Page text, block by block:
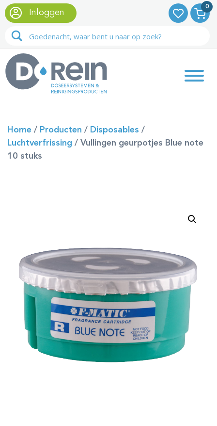
0
Inloggen
Home / Producten / Disposables /
Luchtverfrissing / Vullingen geurpotjes Blue note
10 stuks